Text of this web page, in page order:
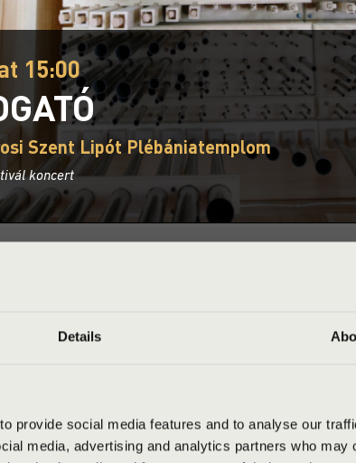
Details
provide social media features and to analyse our
media, advertising and analytics partners who may
15:00
Szent Lipót Plébániatemplom
koncert
már lezajlott.Kattints ide az aktuális
orgona története, működése, betekintés a hangszer